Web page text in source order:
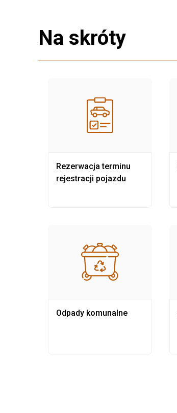
Na skróty
Rezerwacja terminu
rejestracji pojazdu
Odpady komunalne